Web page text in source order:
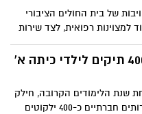
של בית החולים הציבורי
למצוינות רפואית, לצד שירות
ומכבד, השתתפו מאות מעובדי
הרצאות מיוחדות בנושא
העביר פרופ' יהושע
יו"ר אסותא מרכזים רפואיים,
במועצת הבריאות
אשדוד: 400 תיקים לילדי כיתה א'
שנת הלימודים הקרובה, חילק
המינהל לשירותים חברתיים כ-400 ילקוטים